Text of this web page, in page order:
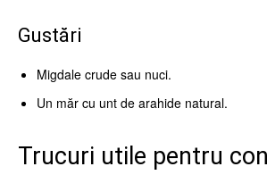
Gustări
Migdale crude sau nuci.
Un măr cu unt de arahide natural.
Trucuri utile pentru